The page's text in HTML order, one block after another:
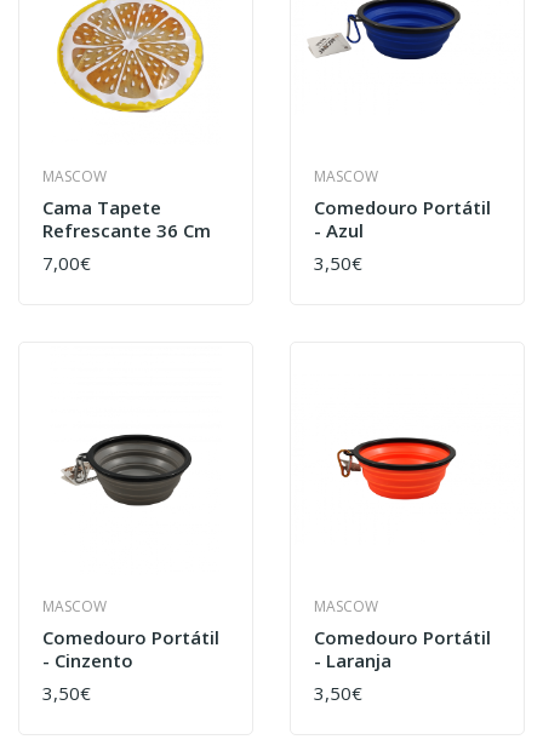
MASCOW
Cama Tapete
Refrescante 36 Cm
7,00€
MASCOW
Comedouro Portátil
- Azul
3,50€
MASCOW
Comedouro Portátil
- Cinzento
3,50€
MASCOW
Comedouro Portátil
- Laranja
3,50€